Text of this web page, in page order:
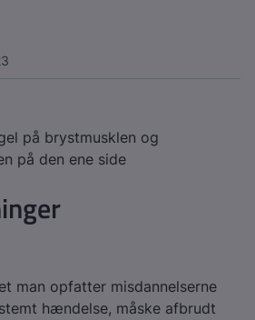
på brystmusklen og
på den ene side
man opfatter misdannelserne
hændelse, måske afbrudt